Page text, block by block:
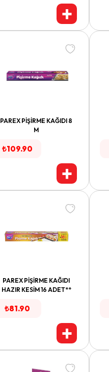
+
PAREX PİŞİRME KAĞIDI 8
M
₺109.90
+
PAREX PİŞİRME KAĞIDI
HAZIR KESİM 16 ADET**
₺81.90
+